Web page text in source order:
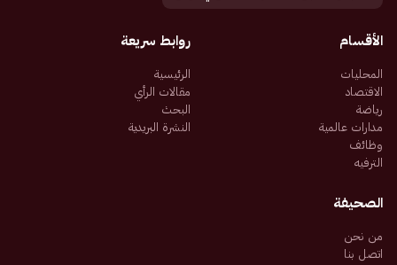
الأقسام
المحليات
الاقتصاد
رياضة
مدارات عالمية
وظائف
الترفيه
روابط سريعة
الرئيسية
مقالات الرأي
البحث
النشرة البريدية
الصحيفة
من نحن
اتصل بنا